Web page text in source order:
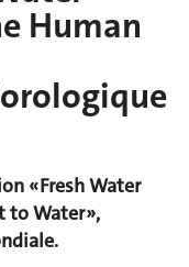
Human
« Fresh Water
to Water »,